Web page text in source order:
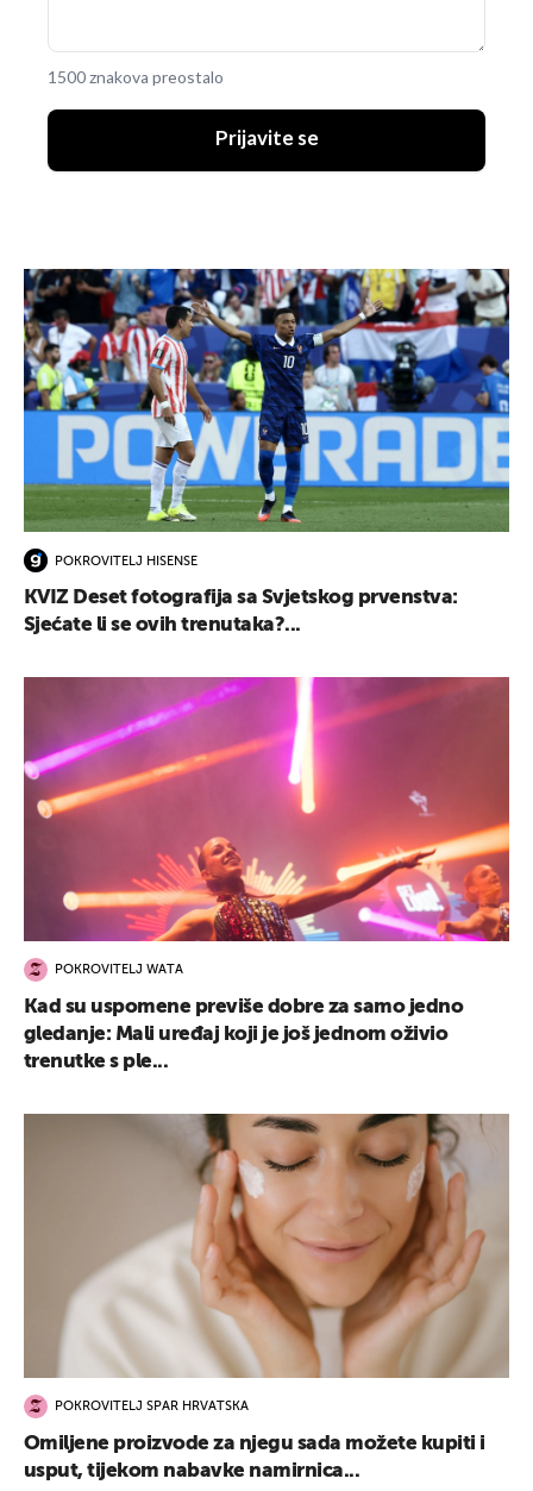
1500 znakova preostalo
Prijavite se
POKROVITELJ HISENSE
KVIZ Deset fotografija sa Svjetskog prvenstva:
Sjećate li se ovih trenutaka?...
POKROVITELJ WATA
Kad su uspomene previše dobre za samo jedno
gledanje: Mali uređaj koji je još jednom oživio
trenutke s ple...
POKROVITELJ SPAR HRVATSKA
Omiljene proizvode za njegu sada možete kupiti i
usput, tijekom nabavke namirnica...